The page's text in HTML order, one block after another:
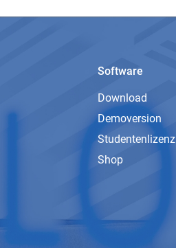
Software
Download
Demoversion
Studentenlizenz
Shop